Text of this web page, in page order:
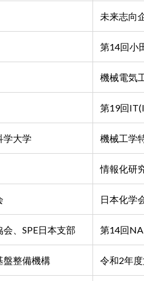
未来志向
第14回小
機械電気
第19回
学大学 機械工学
情報化研
日本化学
、SPE日本支部 第14回
盤整備機構 令和2年